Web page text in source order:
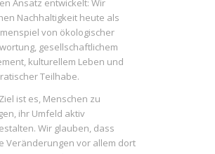
Ansatz entwickelt: Wir
Nachhaltigkeit heute als
von ökologischer
gesellschaftlichem
kulturellem Leben und
Teilhabe.
ist es, Menschen zu
ihr Umfeld aktiv
Wir glauben, dass
Veränderungen vor allem dort